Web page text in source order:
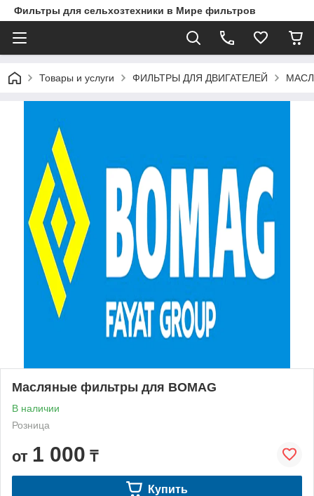
Фильтры для сельхозтехники в Мире фильтров
Товары и услуги ФИЛЬТРЫ ДЛЯ ДВИГАТЕЛЕЙ
Масляные фильтры для BOMAG
В наличии
Розница
от 1 000 ₸
Купить